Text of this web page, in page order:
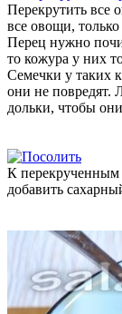
Перекрутить все
все овощи,
Перец нужно
то кожура у них
Семечки у таких
они не повредят.
дольки, чтобы
К перекрученным
добавить